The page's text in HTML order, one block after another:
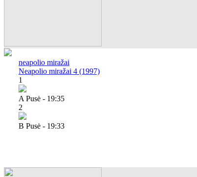
neapolio miražai
Neapolio miražai 4 (1997)
1
A Pusė - 19:35
2
B Pusė - 19:33